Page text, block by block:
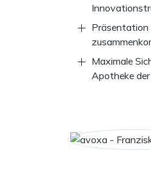
Präsentation
Maximale
Apotheke